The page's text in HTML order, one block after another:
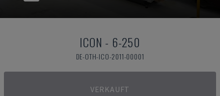
ICON - 6-250
DE-OTH-ICO-2011-00001
VERKAUFT